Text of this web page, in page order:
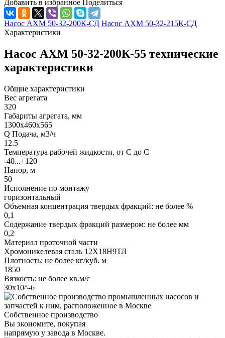
Добавить в избранное Поделиться
Насос АХМ 50-32-200К-СД Насос АХМ 50-32-215К-СД
Характеристики
Насос АХМ 50-32-200К-55 технические
характеристики
Общие характеристики
Вес агрегата
320
Габариты агрегата, мм
1300х460х565
Q Подача, м3/ч
12.5
Температура рабочей жидкости, от С до С
-40...+120
Напор, м
50
Исполнение по монтажу
горизонтальный
Объемная концентрация твердых фракций: не более %
0,1
Содержание твердых фракций размером: не более мм
0,2
Материал проточной части
Хромоникелевая сталь 12Х18Н9ТЛ
Плотность: не более кг/куб. м
1850
Вязкость: не более кв.м/с
30х10^-6
Собственное производство
Вы экономите, покупая
напрямую у завода в Москве.